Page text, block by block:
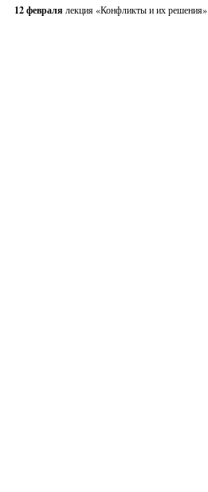
12 февраля лекция «Конфликты и их решения»